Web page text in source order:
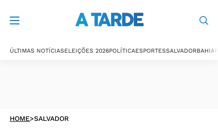
ÚLTIMAS NOTÍCIASELEIÇÕES 2026POLÍTICAESPORTESSALVADORBAHIA
HOME>SALVADOR